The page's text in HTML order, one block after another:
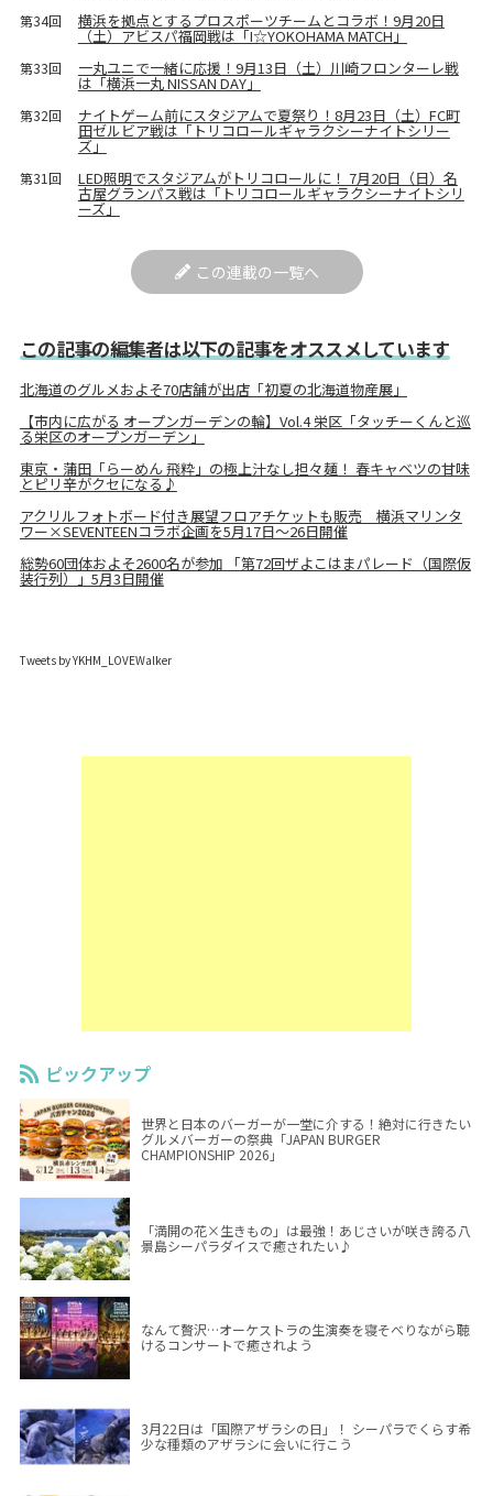
第34回 横浜を拠点とするプロスポーツチームとコラボ！9月20日
（土）アビスパ福岡戦は「I☆YOKOHAMA MATCH」
第33回 一丸ユニで一緒に応援！9月13日（土）川崎フロンターレ戦
は「横浜一丸 NISSAN DAY」
第32回 ナイトゲーム前にスタジアムで夏祭り！8月23日（土）FC町
田ゼルビア戦は「トリコロールギャラクシーナイトシリー
ズ」
第31回 LED照明でスタジアムがトリコロールに！ 7月20日（日）名
古屋グランパス戦は「トリコロールギャラクシーナイトシリ
ーズ」
この連載の一覧へ
この記事の編集者は以下の記事をオススメしています
北海道のグルメおよそ70店舗が出店「初夏の北海道物産展」
【市内に広がる オープンガーデンの輪】Vol.4 栄区「タッチーくんと巡
る栄区のオープンガーデン」
東京・蒲田「らーめん 飛粋」の極上汁なし担々麺！ 春キャベツの甘味
とピリ辛がクセになる♪
アクリルフォトボード付き展望フロアチケットも販売 横浜マリンタ
ワー×SEVENTEENコラボ企画を5月17日～26日開催
総勢60団体およそ2600名が参加 「第72回ザよこはまパレード（国際仮
装行列）」5月3日開催
Tweets by YKHM_LOVEWalker
ピックアップ
世界と日本のバーガーが一堂に介する！絶対に行きたい
グルメバーガーの祭典「JAPAN BURGER
CHAMPIONSHIP 2026」
「満開の花×生きもの」は最強！あじさいが咲き誇る八
景島シーパラダイスで癒されたい♪
なんて贅沢…オーケストラの生演奏を寝そべりながら聴
けるコンサートで癒されよう
3月22日は「国際アザラシの日」！ シーパラでくらす希
少な種類のアザラシに会いに行こう